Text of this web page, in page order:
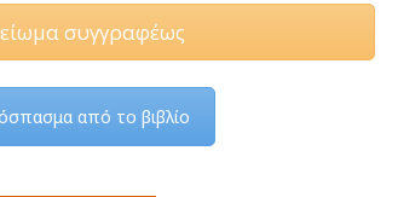
συγγραφέως
από το βιβλίο